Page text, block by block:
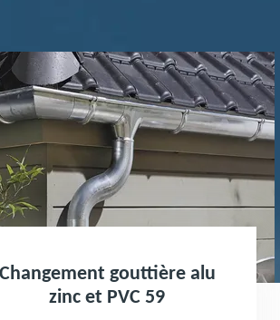
Changement gouttière alu
zinc et PVC 59